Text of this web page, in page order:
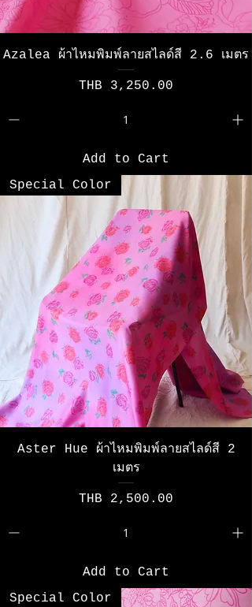
Azalea ผ้าไหมพิมพ์ลายสไลด์สี 2.6 เมตร
Price
THB 3,250.00
Add to Cart
Special Color
Aster Hue ผ้าไหมพิมพ์ลายสไลด์สี 2
เมตร
Price
THB 2,500.00
Add to Cart
Special Color